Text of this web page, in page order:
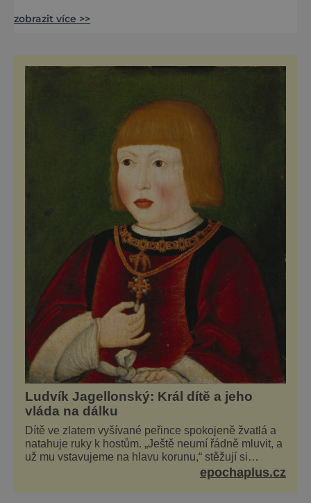
příjmů Egypta a na letoviscích kolem
vypadají resorty nejen na západním břehu,
ale i na Sinajském poloostrově. Suverénně
nejznámější je Hurghada s m
zobrazit více >>
Ludvík Jagellonský: Král dítě a jeho
vláda na dálku
Dítě ve zlatem vyšívané peřince spokojeně žvatlá a
natahuje ruky k hostům. „Ještě neumí řádně mluvit, a
už mu vstavujeme na hlavu korunu,“ stěžují si
současníci, pro které je k neuvěření, že droboučký
princ se dnes stal králem. Otázka za milion, na niž by
epochaplus.cz